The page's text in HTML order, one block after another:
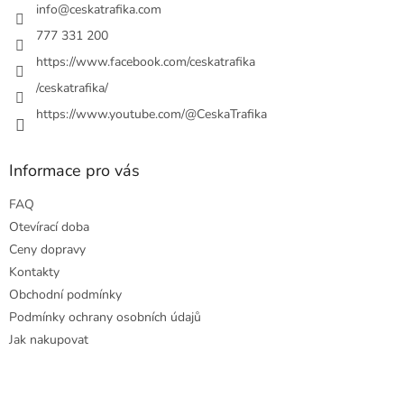
info@ceskatrafika.com
777 331 200
https://www.facebook.com/ceskatrafika
/ceskatrafika/
https://www.youtube.com/@CeskaTrafika
Informace pro vás
FAQ
Otevírací doba
Ceny dopravy
Kontakty
Obchodní podmínky
Podmínky ochrany osobních údajů
Jak nakupovat